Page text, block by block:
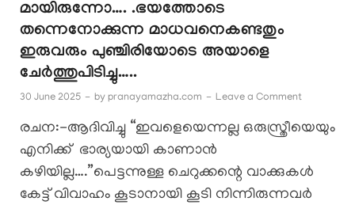
മായിരുന്നോ…. .ഭയത്തോടെ
തന്നെനോക്കുന്ന മാധവനെകണ്ടതും
ഇരുവരും പുഞ്ചിരിയോടെ അയാളെ
ചേർത്തുപിടിച്ചു…..
30 June 2025 - by pranayamazha.com - Leave a Comment
രചന:-ആദിവിച്ചു “ഇവളെയെന്നല്ല ഒരുസ്ത്രീയെയും
എനിക്ക് ഭാര്യയായി കാണാൻ
കഴിയില്ല….”പെട്ടന്നുള്ള ചെറുക്കന്റെ വാക്കുകൾ
കേട്ട് വിവാഹം കൂടാനായി കൂടി നിന്നിരുന്നവർ